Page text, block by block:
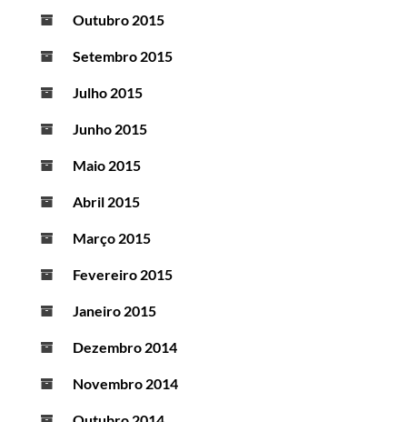
Outubro 2015
Setembro 2015
Julho 2015
Junho 2015
Maio 2015
Abril 2015
Março 2015
Fevereiro 2015
Janeiro 2015
Dezembro 2014
Novembro 2014